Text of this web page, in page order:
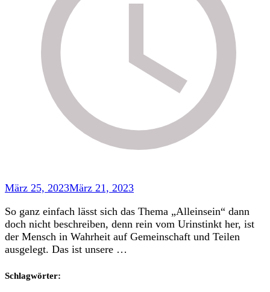
März 25, 2023März 21, 2023
So ganz einfach lässt sich das Thema „Alleinsein“ dann
doch nicht beschreiben, denn rein vom Urinstinkt her, ist
der Mensch in Wahrheit auf Gemeinschaft und Teilen
ausgelegt. Das ist unsere …
Schlagwörter: